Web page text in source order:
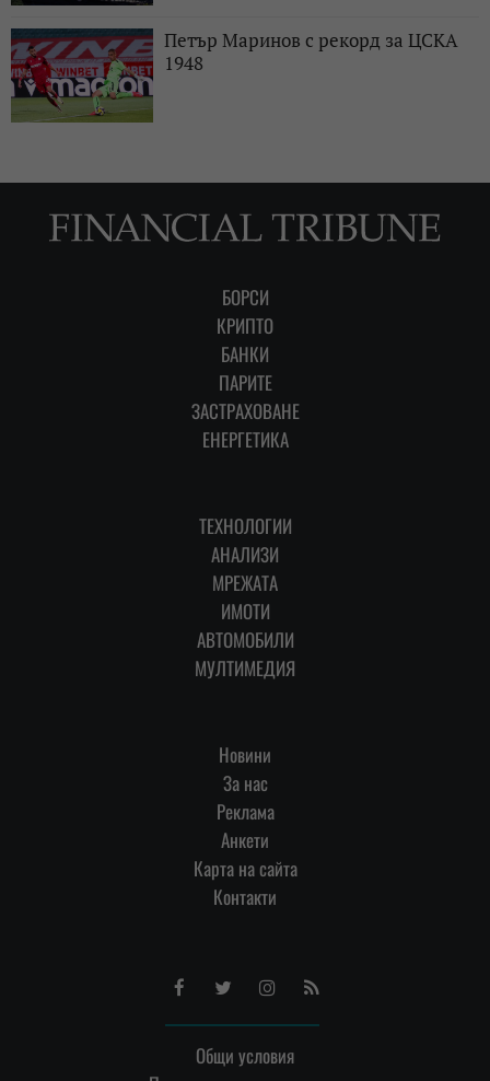
Петър Маринов с рекорд за ЦСКА
1948
БОРСИ
КРИПТО
БАНКИ
ПАРИТЕ
ЗАСТРАХОВАНЕ
ЕНЕРГЕТИКА
ТЕХНОЛОГИИ
АНАЛИЗИ
МРЕЖАТА
ИМОТИ
АВТОМОБИЛИ
МУЛТИМЕДИЯ
Новини
За нас
Реклама
Анкети
Карта на сайта
Контакти
FacebookTwitterInstagram
RSS
Общи условия